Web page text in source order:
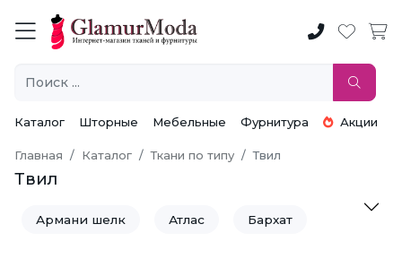
Каталог Шторные Мебельные Фурнитура Акции
Главная Каталог Ткани по типу Твил
Твил
Армани шелк Атлас Бархат